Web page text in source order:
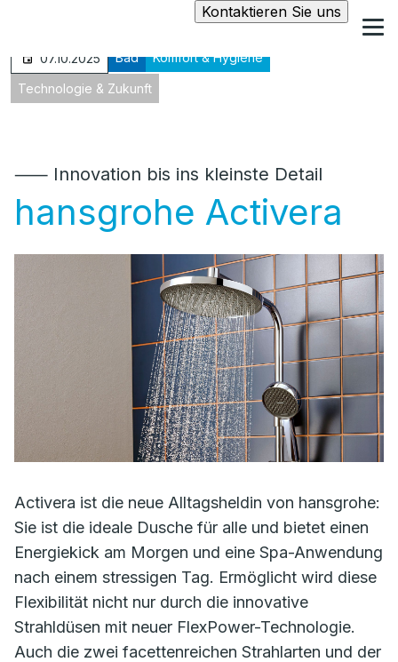
Kontaktieren Sie uns
07.10.2025 Bad Komfort & Hygiene
Technologie & Zukunft
⸺ Innovation bis ins kleinste Detail
hansgrohe Activera
Activera ist die neue Alltagsheldin von hansgrohe:
Sie ist die ideale Dusche für alle und bietet einen
Energiekick am Morgen und eine Spa-Anwendung
nach einem stressigen Tag. Ermöglicht wird diese
Flexibilität nicht nur durch die innovative
Strahldüsen mit neuer FlexPower-Technologie.
Auch die zwei facettenreichen Strahlarten und der